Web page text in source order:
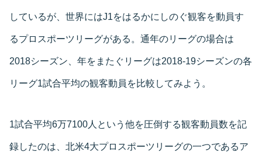
しているが、世界にはJ1をはるかにしのぐ観客を動員す
るプロスポーツリーグがある。通年のリーグの場合は
2018シーズン、年をまたぐリーグは2018-19シーズンの各
リーグ1試合平均の観客動員を比較してみよう。
1試合平均6万7100人という他を圧倒する観客動員数を記
録したのは、北米4大プロスポーツリーグの一つであるア